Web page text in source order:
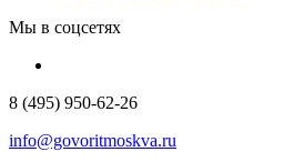
Мы в соцсетях
8 (495) 950-62-26
info@govoritmoskva.ru